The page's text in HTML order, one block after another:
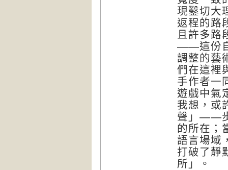
現鑿切大
返程的路
且許多路
——這份自
調整的藝
們在這裡
手作者一
遊戲中氣
我想，或
聲」——
的所在；
語言場域
打破了靜
所」。